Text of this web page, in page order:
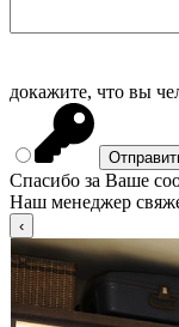
докажите, что вы
Спасибо за Ваше
Наш менеджер